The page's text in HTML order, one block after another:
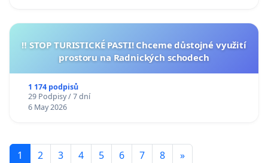
‼️ STOP TURISTICKÉ PASTI! Chceme důstojné využití
prostoru na Radnických schodech
1 174 podpisů
29 Podpisy / 7 dní
6 May 2026
1 2 3 4 5 6 7 8 »